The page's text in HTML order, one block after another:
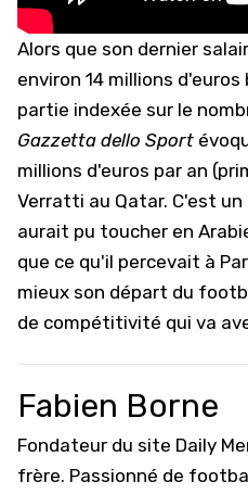
Alors que son dernier
environ 14 millions d'euros
partie indexée sur le
Gazzetta dello Sport
millions d'euros par an
Verratti au Qatar. C'est un
aurait pu toucher en
que ce qu'il percevait à
mieux son départ du
de compétitivité qui va
Fabien Borne
Fondateur du site Daily
frère. Passionné de